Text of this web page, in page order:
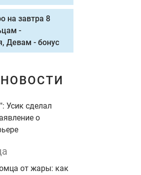
на завтра 8
-
Девам - бонус
Усик сделал
о
от жары: как